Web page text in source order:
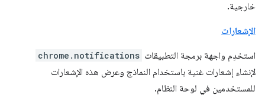
خارجية.
الإشعارات
استخدِم واجهة برمجة التطبيقات chrome.notifications
لإنشاء إشعارات غنية باستخدام النماذج وعرض هذه الإشعارات
للمستخدمين في لوحة النظام.